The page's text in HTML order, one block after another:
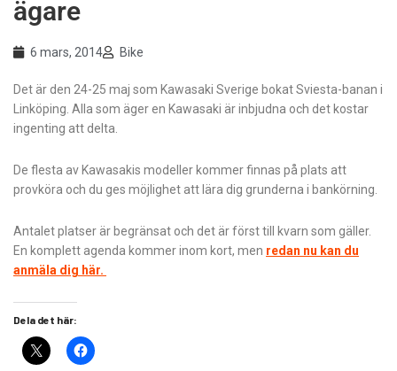
ägare
6 mars, 2014 Bike
Det är den 24-25 maj som Kawasaki Sverige bokat Sviesta-banan i
Linköping. Alla som äger en Kawasaki är inbjudna och det kostar
ingenting att delta.
De flesta av Kawasakis modeller kommer finnas på plats att
provköra och du ges möjlighet att lära dig grunderna i bankörning.
Antalet platser är begränsat och det är först till kvarn som gäller.
En komplett agenda kommer inom kort, men redan nu kan du
anmäla dig här.
Dela det här: